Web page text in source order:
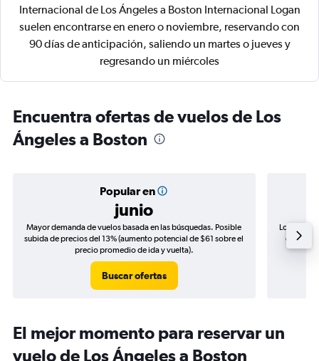
Internacional de Los Ángeles a Boston Internacional Logan
suelen encontrarse en enero o noviembre, reservando con
90 días de anticipación, saliendo un martes o jueves y
regresando un miércoles
Encuentra ofertas de vuelos de Los
Ángeles a Boston
Popular en
junio
Mayor demanda de vuelos basada en las búsquedas. Posible
subida de precios del 13% (aumento potencial de $61 sobre el
precio promedio de ida y vuelta).
Buscar ofertas
Los
de
El mejor momento para reservar un
vuelo de Los Ángeles a Boston